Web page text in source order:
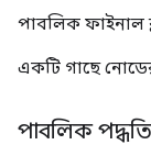
পাবলিক ফাইনাল
একটি গাছে
পাবলিক পদ্ধতি